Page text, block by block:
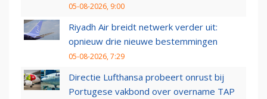
05-08-2026, 9:00
Riyadh Air breidt netwerk verder uit:
opnieuw drie nieuwe bestemmingen
05-08-2026, 7:29
Directie Lufthansa probeert onrust bij
Portugese vakbond over overname TAP